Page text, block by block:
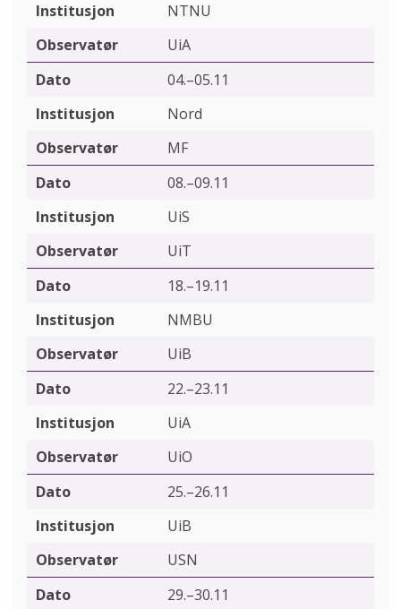
NTNU
UiA
04.–05.11
Nord
MF
08.–09.11
UiS
UiT
18.–19.11
NMBU
UiB
22.–23.11
UiA
UiO
25.–26.11
UiB
USN
29.–30.11